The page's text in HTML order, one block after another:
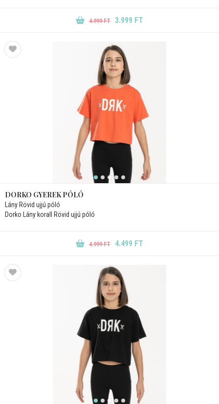
4.999 FT 3.999 FT
DORKO GYEREK PÓLÓ
Lány Rövid ujjú póló
Dorko Lány korall Rövid ujjú póló
4.999 FT 4.499 FT